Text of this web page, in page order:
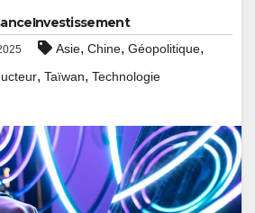
Asie, Chine, Géopolitique,
, Taïwan, Technologie